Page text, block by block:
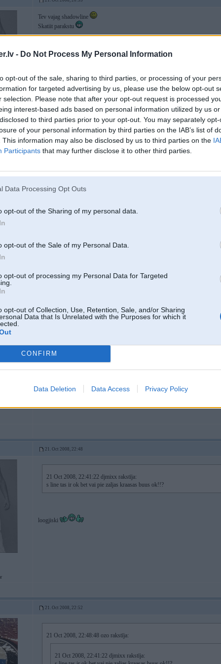
- Do Not Process My Personal Information
opt-out of the sale, sharing to third parties, or processing of your
for targeted advertising by us, please use the below opt-out
selection. Please note that after your opt-out request is processed
interest-based ads based on personal information utilized by us
to third parties prior to your opt-out. You may separately
of your personal information by third parties on the IAB’s list of
This information may also be disclosed by us to third parties on the
Participants that may further disclose it to other third parties.
Data Processing Opt Outs
opt-out of the Sharing of my personal data.
opt-out of the Sale of my Personal Data.
opt-out of processing my Personal Data for Targeted
opt-out of Collection, Use, Retention, Sale, and/or Sharing
Data that Is Unrelated with the Purposes for which it
CONFIRM
Data Deletion Data Access Privacy Policy
Tev vajag shadowline
Skatiit parakstu
tev vinu vienkarshi vajag kartigi "iebraukt" nevis tunot
21. Oct 2008, 22:48
21 Oct 2008, 22:41:22 djmixx rakstīja:
s line tas ir ok bet vai pie zaljas kraasas buus ok!!?
loogjiski
21. Oct 2008, 22:52
21 Oct 2008, 22:48:48 ozo rakstīja:
21 Oct 2008, 22:41:22 djmixx rakstīja: